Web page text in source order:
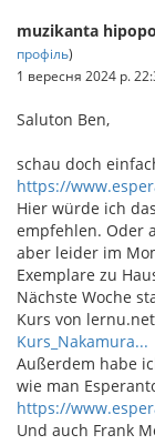
muzikanta
профіль)
1 вересня 2024 р.
Saluton Ben,
schau doch
https://
Hier würde ich
empfehlen. Oder
aber leider im
Exemplare zu
Nächste Woche
Kurs von
Kurs_Nakamura...
Außerdem habe
wie man
https://
Und auch Frank